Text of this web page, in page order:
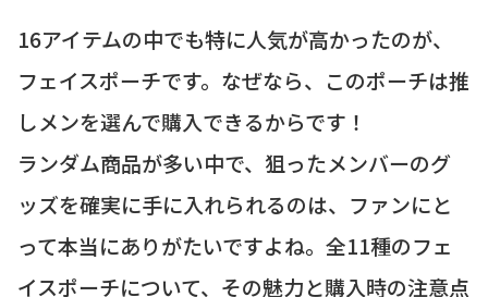
16アイテムの中でも特に人気が高かったのが、
フェイスポーチです。なぜなら、このポーチは推
しメンを選んで購入できるからです！
ランダム商品が多い中で、狙ったメンバーのグ
ッズを確実に手に入れられるのは、ファンにと
って本当にありがたいですよね。全11種のフェ
イスポーチについて、その魅力と購入時の注意点